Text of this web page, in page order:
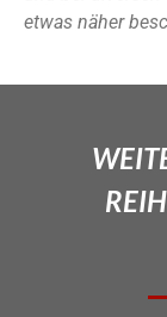
etwas näher